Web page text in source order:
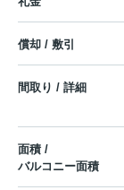
償却 / 敷引
間取り / 詳細
面積 /
バルコニー面積